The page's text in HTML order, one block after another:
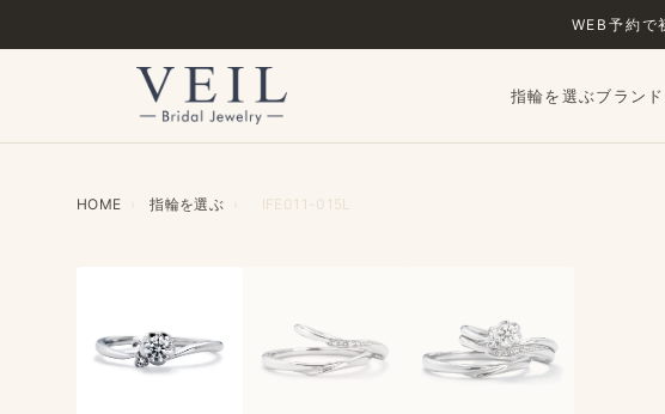
WEB予約で​
指輪を選ぶブランド
HOME › 指輪を​選ぶ › IFE011-015L